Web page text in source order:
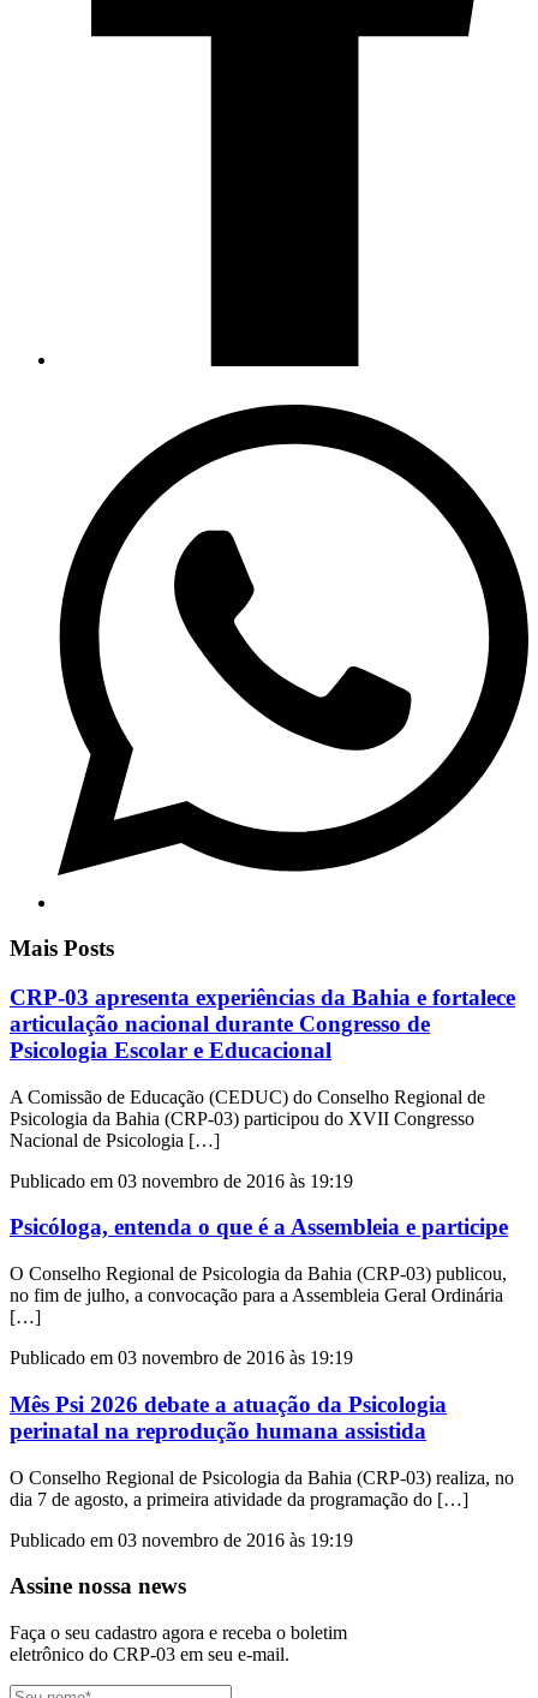
Mais Posts
CRP-03 apresenta experiências da Bahia e fortalece
articulação nacional durante Congresso de
Psicologia Escolar e Educacional
A Comissão de Educação (CEDUC) do Conselho Regional de
Psicologia da Bahia (CRP-03) participou do XVII Congresso
Nacional de Psicologia […]
Publicado em 03 novembro de 2016 às 19:19
Psicóloga, entenda o que é a Assembleia e participe
O Conselho Regional de Psicologia da Bahia (CRP-03) publicou,
no fim de julho, a convocação para a Assembleia Geral Ordinária
[…]
Publicado em 03 novembro de 2016 às 19:19
Mês Psi 2026 debate a atuação da Psicologia
perinatal na reprodução humana assistida
O Conselho Regional de Psicologia da Bahia (CRP-03) realiza, no
dia 7 de agosto, a primeira atividade da programação do […]
Publicado em 03 novembro de 2016 às 19:19
Assine nossa news
Faça o seu cadastro agora e receba o boletim
eletrônico do CRP-03 em seu e-mail.